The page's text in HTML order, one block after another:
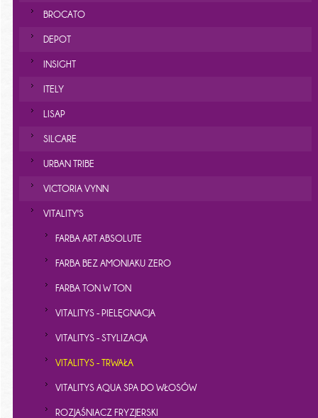
BROCATO
DEPOT
INSIGHT
ITELY
LISAP
SILCARE
URBAN TRIBE
VICTORIA VYNN
VITALITY'S
FARBA ART ABSOLUTE
FARBA BEZ AMONIAKU ZERO
FARBA TON W TON
VITALITYS - PIELĘGNACJA
VITALITYS - STYLIZACJA
VITALITYS - TRWAŁA
VITALITYS AQUA SPA DO WŁOSÓW
ROZJAŚNIACZ FRYZJERSKI